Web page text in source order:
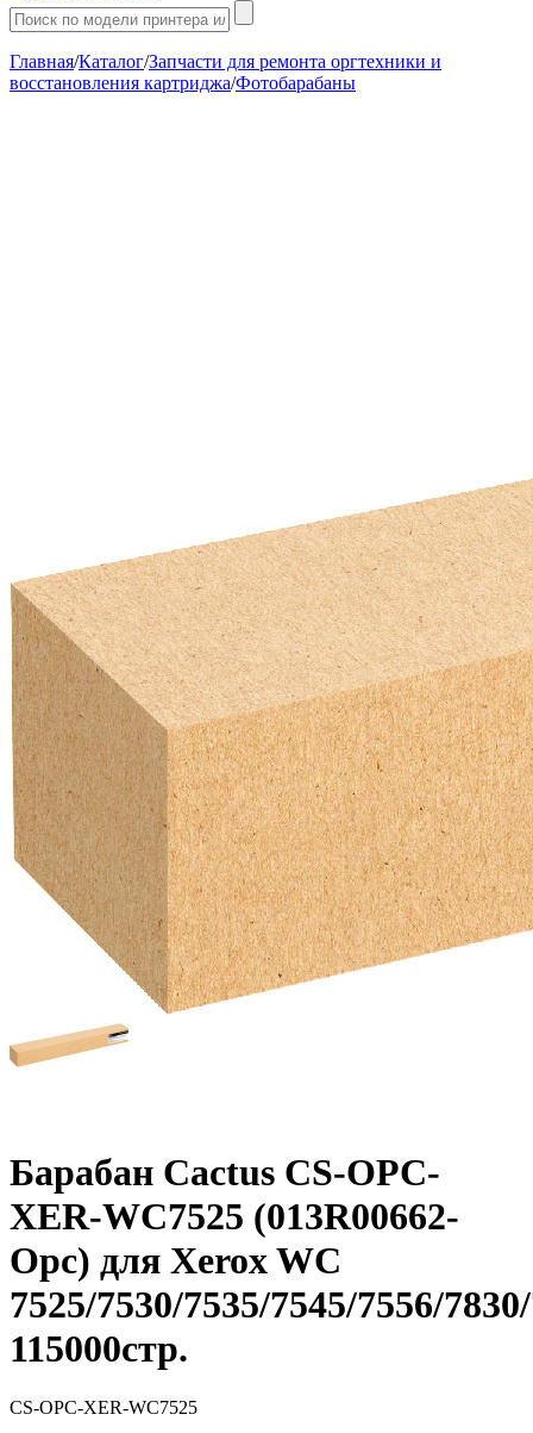
Главная/Каталог/Запчасти для ремонта оргтехники и
восстановления картриджа/Фотобарабаны
Барабан Cactus CS-OPC-
XER-WC7525 (013R00662-
Opc) для Xerox WC
7525/7530/7535/7545/7556/
115000стр.
CS-OPC-XER-WC7525